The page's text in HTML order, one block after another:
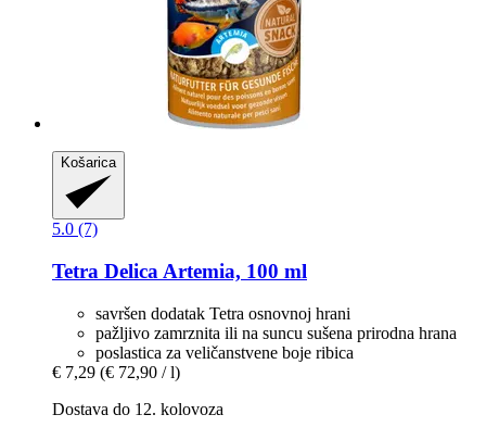
Košarica
5.0 (7)
Tetra Delica Artemia, 100 ml
savršen dodatak Tetra osnovnoj hrani
pažljivo zamrznita ili na suncu sušena prirodna hrana
poslastica za veličanstvene boje ribica
€ 7,29 (€ 72,90 / l)
Dostava do 12. kolovoza